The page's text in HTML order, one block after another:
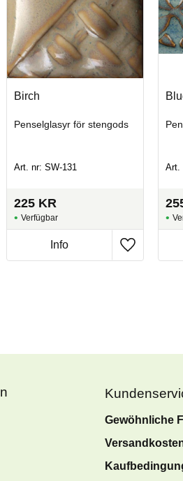
Birch
Penselglasyr för stengods
Art. nr: SW-131
225 KR
Art.
Gewöhnliche